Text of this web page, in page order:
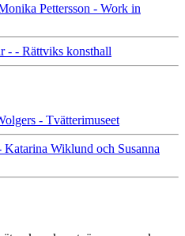
Pettersson - Work in
- - Rättviks konsthall
- Tvätterimuseet
Wiklund och Susanna